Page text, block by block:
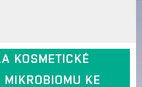
KOSMETICKÉ
MIKROBIOMU KE